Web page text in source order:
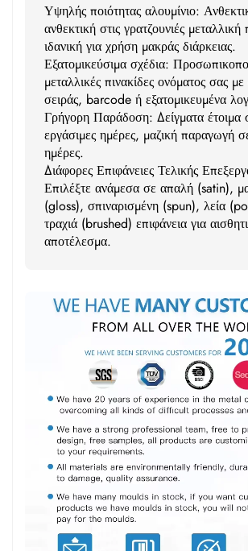
Υψηλής ποιότητας αλουμίνιο:
ανθεκτική στις γρατζουνιές
ιδανική για χρήση μακράς διάρκειας.
Εξατομικεύσιμα σχέδια:
μεταλλικές πινακίδες ονόματος σας
σειράς, barcode ή εξατομικευμένα
Γρήγορη Παράδοση: Δείγματα
εργάσιμες ημέρες, μαζική παραγωγή
ημέρες.
Διάφορες Επιφάνειες Τελικής
Επιλέξτε ανάμεσα σε απαλή (satin),
(gloss), σπιναρισμένη (spun), λεία
τραχιά (brushed) επιφάνεια για
αποτέλεσμα.